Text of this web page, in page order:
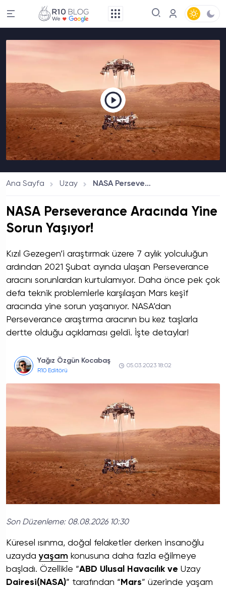
Ana Sayfa Uzay NASA Perseverance Aracında Yine Sorun Yaşıyor!
NASA Perseverance Aracında Yine
Sorun Yaşıyor!
Kızıl Gezegen’i araştırmak üzere 7 aylık yolculuğun
ardından 2021 Şubat ayında ulaşan Perseverance
aracını sorunlardan kurtulamıyor. Daha önce pek çok
defa teknik problemlerle karşılaşan Mars keşif
aracında yine sorun yaşanıyor. NASA’dan
Perseverance araştırma aracının bu kez taşlarla
dertte olduğu açıklaması geldi. İşte detaylar!
Yağız Özgün Kocabaş
R10 Editörü
05.03.2023 18:02
Son Düzenleme: 08.08.2026 10:30
Küresel ısınma, doğal felaketler derken insanoğlu
uzaydayaşam konusuna daha fazla eğilmeye
başladı. Özellikle “ABD Ulusal Havacılık ve Uzay
Dairesi(NASA)” tarafından “ Mars” üzerinde yaşam